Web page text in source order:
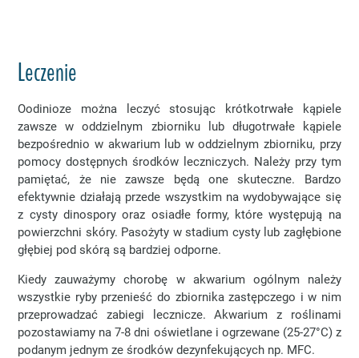
Leczenie
Oodinioze można leczyć stosując krótkotrwałe kąpiele
zawsze w oddzielnym zbiorniku lub długotrwałe kąpiele
bezpośrednio w akwarium lub w oddzielnym zbiorniku, przy
pomocy dostępnych środków leczniczych. Należy przy tym
pamiętać, że nie zawsze będą one skuteczne. Bardzo
efektywnie działają przede wszystkim na wydobywające się
z cysty dinospory oraz osiadłe formy, które występują na
powierzchni skóry. Pasożyty w stadium cysty lub zagłębione
głębiej pod skórą są bardziej odporne.
Kiedy zauważymy chorobę w akwarium ogólnym należy
wszystkie ryby przenieść do zbiornika zastępczego i w nim
przeprowadzać zabiegi lecznicze. Akwarium z roślinami
pozostawiamy na 7-8 dni oświetlane i ogrzewane (25-27°C) z
podanym jednym ze środków dezynfekujących np. MFC.